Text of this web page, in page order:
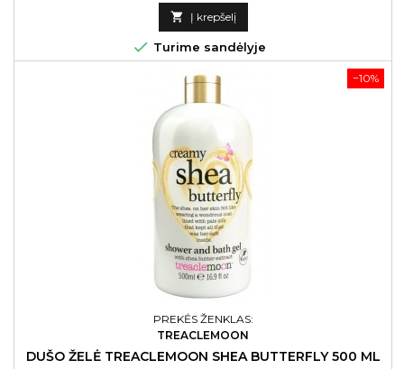
kaina
 Į krepšelį
 Turime sandėlyje
−10%
PREKĖS ŽENKLAS:
TREACLEMOON
DUŠO ŽELĖ TREACLEMOON SHEA BUTTERFLY 500 ML